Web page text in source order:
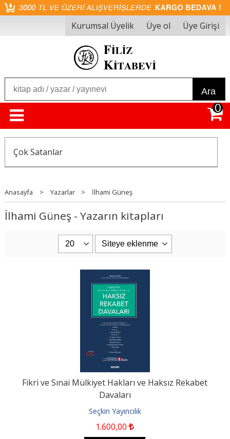
Kurumsal Üyelik Üye ol Üye Girişi
Ara
0
Çok Satanlar
Anasayfa > Yazarlar > İlhami Güneş
İlhami Güneş - Yazarın kitapları
Fikri ve Sınai Mülkiyet Hakları ve Haksız Rekabet
Davaları
Seçkin Yayıncılık
1.600,00